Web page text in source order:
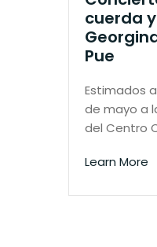
cuerda
Pue
Estimados
de mayo a
del Centro
Learn More